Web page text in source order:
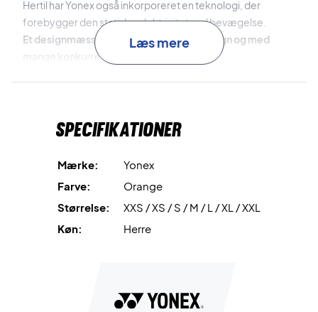
Hertil har Yonex også inkorporeret en teknologi, der
forebygger den statiske elektricitet ved bevægelse.
Et designmæssigt vidunder - Stilrent design og med
mange konkurrencedygtige funktioner!
Læs mere
Specifikationer
Mærke:
Yonex
Farve:
Orange
Størrelse:
XXS / XS / S / M / L / XL / XXL
Køn:
Herre